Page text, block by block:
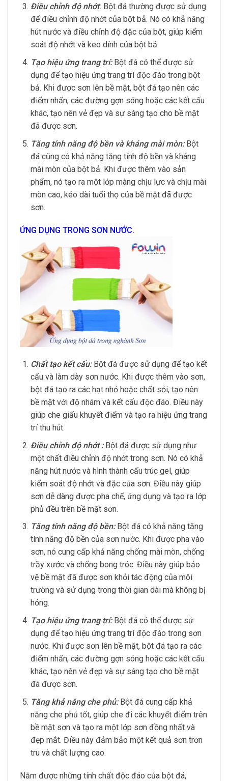
Điều chỉnh độ nhớt: Bột đá thường được sử dụng
để điều chỉnh độ nhớt của bột bả. Nó có khả năng
hút nước và điều chỉnh độ đặc của bột, giúp kiểm
soát độ nhớt và keo dính của bột bả.
Tạo hiệu ứng trang trí:Bột đá có thể được sử
dụng để tạo hiệu ứng trang trí độc đáo trong bột
bả. Khi được sơn lên bề mặt, bột đá tạo nên các
điểm nhấn, các đường gợn sóng hoặc các kết cấu
khác, tạo nên vẻ đẹp và sự sáng tạo cho bề mặt
đã được sơn.
Tăng tính năng độ bền và kháng mài mòn:Bột
đá cũng có khả năng tăng tính độ bền và kháng
mài mòn của bột bả. Khi được thêm vào sản
phẩm, nó tạo ra một lớp màng chịu lực và chịu mài
mòn cao, kéo dài tuổi thọ của bề mặt đã được
sơn.
ỨNG DỤNG TRONG SƠN NƯỚC.
Chất tạo kết cấu:Bột đá được sử dụng để tạo kết
cấu và làm dày sơn nước. Khi được thêm vào sơn,
bột đá tạo ra các hạt nhỏ hoặc chất sỏi, tạo nên
bề mặt với độ nhám và kết cấu độc đáo. Điều này
giúp che giấu khuyết điểm và tạo ra hiệu ứng trang
trí thu hút.
Điều chỉnh độ nhớt :Bột đá được sử dụng như
một chất điều chỉnh độ nhớt trong sơn. Nó có khả
năng hút nước và hình thành cấu trúc gel, giúp
kiểm soát độ nhớt và đặc của sơn. Điều này giúp
sơn dễ dàng được pha chế, ứng dụng và tạo ra lớp
phủ đều trên bề mặt sơn.
Tăng tính năng độ bền:Bột đá có khả năng tăng
tính năng độ bền của sơn nước. Khi được pha vào
sơn, nó cung cấp khả năng chống mài mòn, chống
trầy xước và chống bong tróc. Điều này giúp bảo
vệ bề mặt đã được sơn khỏi tác động của môi
trường và sử dụng trong thời gian dài mà không bị
hỏng.
Tạo hiệu ứng trang trí: Bột đá có thể được sử
dụng để tạo hiệu ứng trang trí độc đáo trong sơn
nước. Khi được sơn lên bề mặt, bột đá tạo ra các
điểm nhấn, các đường gợn sóng hoặc các kết cấu
khác, tạo nên vẻ đẹp và sự sáng tạo cho bề mặt
đã được sơn.
Tăng khả năng che phủ:Bột đá cung cấp khả
năng che phủ tốt, giúp che đi các khuyết điểm trên
bề mặt sơn và tạo ra một lớp sơn đồng nhất và
đẹp mắt. Điều này đảm bảo một kết quả sơn trơn
tru và chất lượng cao.
Nắm được những tính chất độc đáo của bột đá,